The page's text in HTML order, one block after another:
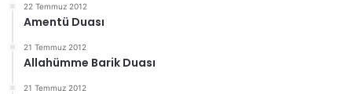
22 Temmuz 2012
Amentü Duası
21 Temmuz 2012
Allahümme Barik Duası
21 Temmuz 2012